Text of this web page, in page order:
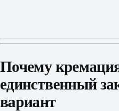
Почему
единственный
вариант